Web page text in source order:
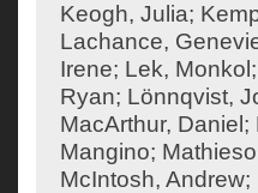
Keogh, Julia;
Lachance,
Irene; Lek, Monkol ;
Ryan; Lönnqvist,
MacArthur, Daniel ;
Mangino;
McIntosh, Andrew;